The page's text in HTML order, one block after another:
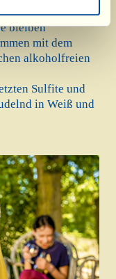
den Zucker in
bleiben
mit dem
alkoholfreien
Sulfite und
in Weiß und